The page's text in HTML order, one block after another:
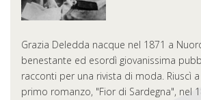
Grazia Deledda nacque nel 1871 a
benestante ed esordì giovanissima
racconti per una rivista di moda. Riuscì
primo romanzo, "Fior di Sardegna", nel